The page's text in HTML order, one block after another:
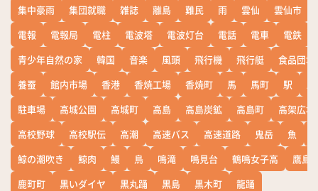
集中豪雨
集団就職 雑誌 離島 難民 雨 雲仙 雲仙市
電報
電報局 電柱 電波塔 電波灯台 電話 電車 電鉄
青少年自然の家
韓国 音楽 風頭 飛行機 飛行艇
食品団地
養蚕
館内市場 香港 香焼工場 香焼町 馬 馬町 駅
駐車場
高城公園 高城町 高島 高島炭鉱 高島町
高架広場
高校野球
高校駅伝 高潮 高速バス 高速道路 鬼岳 魚
鯨の潮吹き
鯨肉 鰻 鳥 鳴滝 鳴見台 鶴鳴女子高
鷹島
鹿町町
黒いダイヤ 黒丸踊 黒島 黒木町 龍踊